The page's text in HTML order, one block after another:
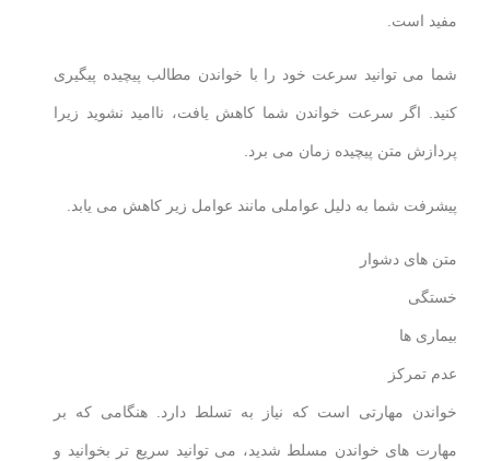
مفید است.
شما می توانید سرعت خود را با خواندن مطالب پیچیده پیگیری
کنید. اگر سرعت خواندن شما کاهش یافت، ناامید نشوید زیرا
پردازش متن پیچیده زمان می برد.
پیشرفت شما به دلیل عواملی مانند عوامل زیر کاهش می یابد.
متن های دشوار
خستگی
بیماری ها
عدم تمرکز
خواندن مهارتی است که نیاز به تسلط دارد. هنگامی که بر
مهارت های خواندن مسلط شدید، می توانید سریع تر بخوانید و